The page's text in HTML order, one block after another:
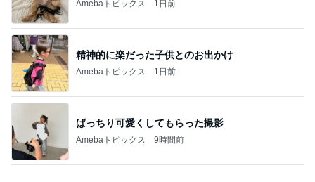
Amebaトピックス 9時間前
二の腕カバーに最適な20%OFFのジレ
Amebaトピックス 1日前